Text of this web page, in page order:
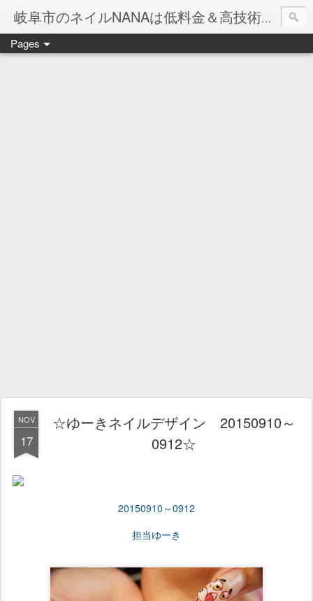
岐阜市のネイルNANAは低料金＆高技術のお店
ネイル岐阜市NANAです♪♪
Pages
NOV
17
☆ゆーきネイルデザイン 20150910～
0912☆
20150910～0912
担当ゆーき